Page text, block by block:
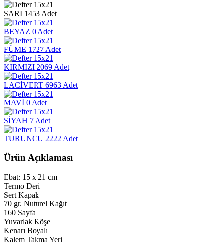
SARI 1453 Adet
BEYAZ 0 Adet
FÜME 1727 Adet
KIRMIZI 2069 Adet
LACİVERT 6963 Adet
MAVİ 0 Adet
SİYAH 7 Adet
TURUNCU 2222 Adet
Ürün Açıklaması
Ebat: 15 x 21 cm
Termo Deri
Sert Kapak
70 gr. Nuturel Kağıt
160 Sayfa
Yuvarlak Köşe
Kenarı Boyalı
Kalem Takma Yeri